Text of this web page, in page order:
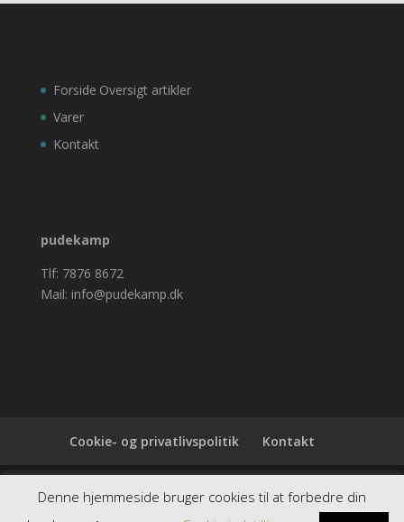
Forside
Varer
Kontakt
Oversigt artikler
pudekamp
Tlf: 7876 8672
Mail: info@pudekamp.dk
Cookie- og privatlivspolitik Kontakt
Denne hjemmeside samler et bredt udvalg af
spændende varer. Siden er et affiiliatesite, og nogle
Denne hjemmeside bruger cookies til at forbedre din